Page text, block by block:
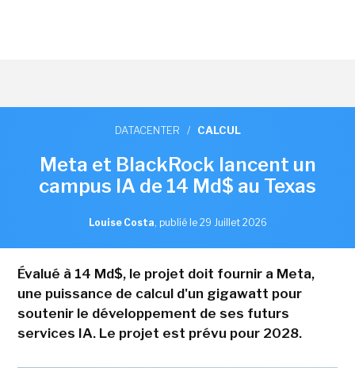
DATACENTER / CALCUL
Meta et BlackRock lancent un
campus IA de 14 Md$ au Texas
Louise Costa, publié le 29 Juillet 2026
Évalué à 14 Md$, le projet doit fournir a Meta,
une puissance de calcul d'un gigawatt pour
soutenir le développement de ses futurs
services IA. Le projet est prévu pour 2028.